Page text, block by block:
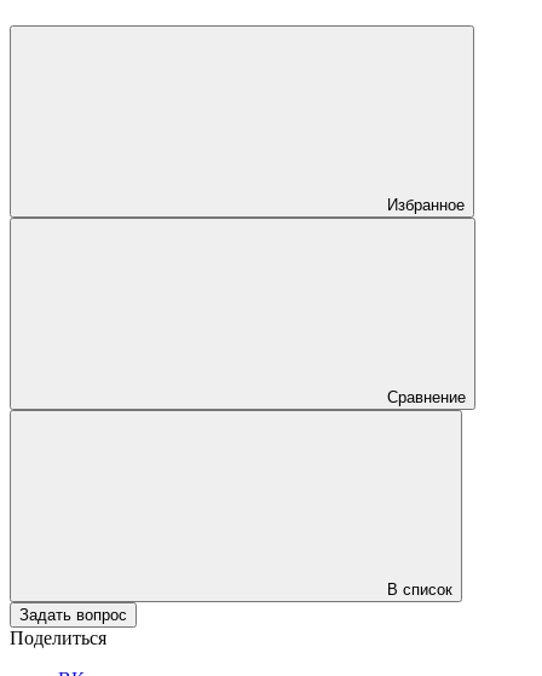
Избранное
Сравнение
В список
Задать вопрос
Поделиться